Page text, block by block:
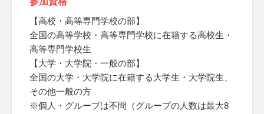
【高校・高等専門学校の部】
全国の高等学校・高等専門学校に在籍する高校生・
高等専門学校生
【大学・大学院・一般の部】
全国の大学・大学院に在籍する大学生・大学院生、
その他一般の方
※個人・グループは不問（グループの人数は最大8